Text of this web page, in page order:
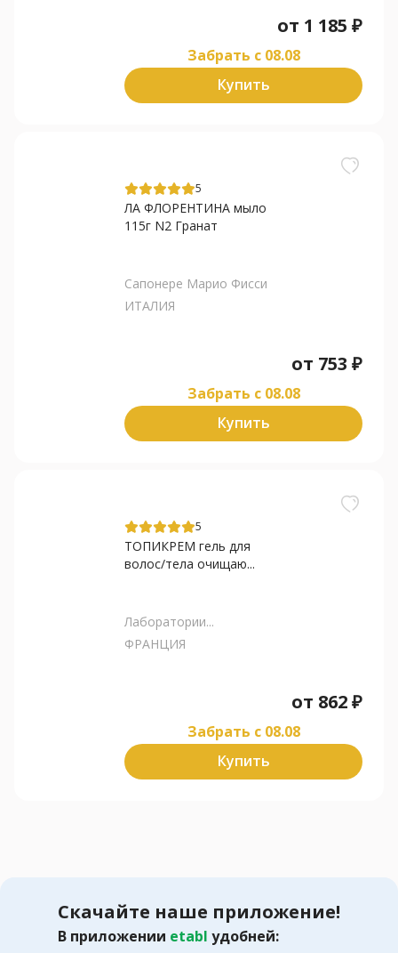
от 1 185 ₽
Забрать c 08.08
Купить
5
ЛА ФЛОРЕНТИНА мыло
115г N2 Гранат
Сапонере Марио Фисси
ИТАЛИЯ
от 753 ₽
Забрать c 08.08
Купить
5
ТОПИКРЕМ гель для
волос/тела очищаю...
Лаборатории...
ФРАНЦИЯ
от 862₽
Забрать c 08.08
Купить
Скачайте наше приложение!
В приложении etabl удобней: